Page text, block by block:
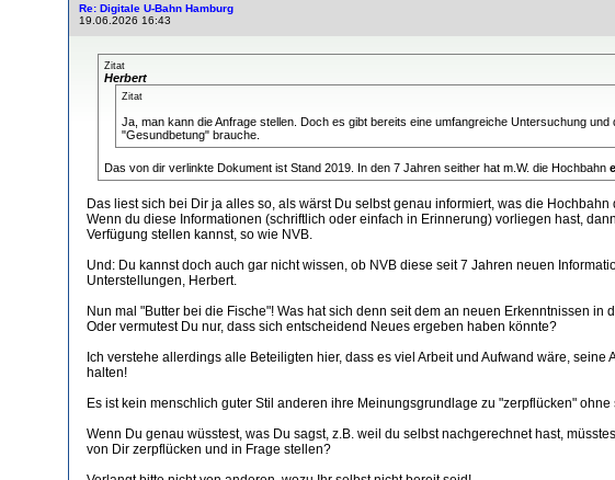
Re: Digitale U-Bahn Hamburg
19.06.2026 16:43
Zitat
Herbert
Zitat
Ja, man kann die Anfrage stellen. Doch es gibt bereits eine umfangreiche Untersuchung
"Gesundbetung" brauche.
Das von dir verlinkte Dokument ist Stand 2019. In den 7 Jahren seither hat m.W. die Hochbahn
Das liest sich bei Dir ja alles so, als wärst Du selbst genau informiert, was die
Wenn du diese Informationen (schriftlich oder einfach in Erinnerung) vorliegen hast,
Verfügung stellen kannst, so wie NVB.
Und: Du kannst doch auch gar nicht wissen, ob NVB diese seit 7 Jahren neuen
Unterstellungen, Herbert.
Nun mal "Butter bei die Fische"! Was hat sich denn seit dem an neuen Erkenntnissen in
Oder vermutest Du nur, dass sich entscheidend Neues ergeben haben könnte?
Ich verstehe allerdings alle Beteiligten hier, dass es viel Arbeit und Aufwand wäre,
halten!
Es ist kein menschlich guter Stil anderen ihre Meinungsgrundlage zu "zerpflücken"
Wenn Du genau wüsstest, was Du sagst, z.B. weil du selbst nachgerechnet hast,
von Dir zerpflücken und in Frage stellen?